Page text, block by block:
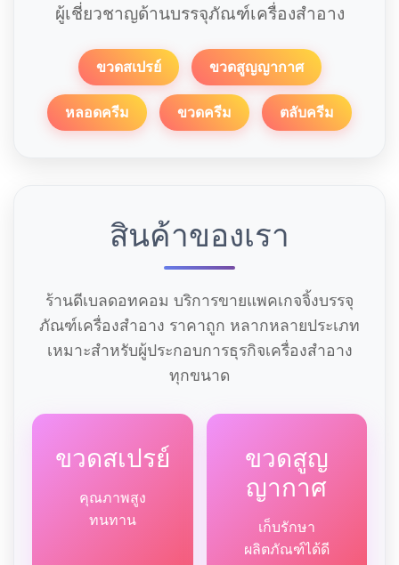
ผู้เชี่ยวชาญด้านบรรจุภัณฑ์เครื่องสำอาง
ขวดสเปรย์ ขวดสูญญากาศ
หลอดครีม ขวดครีม ตลับครีม
สินค้าของเรา
ร้านดีเบลดอทคอม บริการขายแพคเกจจิ้งบรรจุ
ภัณฑ์เครื่องสำอาง ราคาถูก หลากหลายประเภท
เหมาะสำหรับผู้ประกอบการธุรกิจเครื่องสำอาง
ทุกขนาด
ขวดสเปรย์
คุณภาพสูง
ทนทาน
ขวดสูญ
ญากาศ
เก็บรักษา
ผลิตภัณฑ์ได้ดี